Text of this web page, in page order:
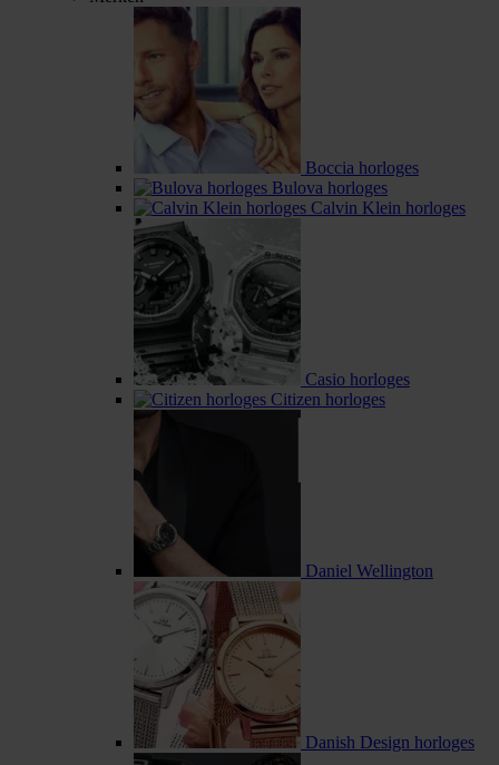
Boccia horloges
Bulova horloges
Calvin Klein horloges
Casio horloges
Citizen horloges
Daniel Wellington
Danish Design horloges